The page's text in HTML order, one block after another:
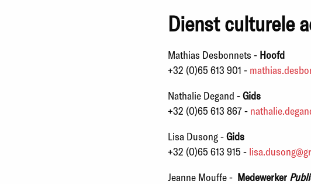
Dienst culturele
Mathias Desbonnets - Hoofd
+32 (0)65 613 901 -
Nathalie Degand -Gids
+32 (0)65 613 867 -
Lisa Dusong-Gids
+32 (0)65 613 915 -
Jeanne Mouffe - Medewerker